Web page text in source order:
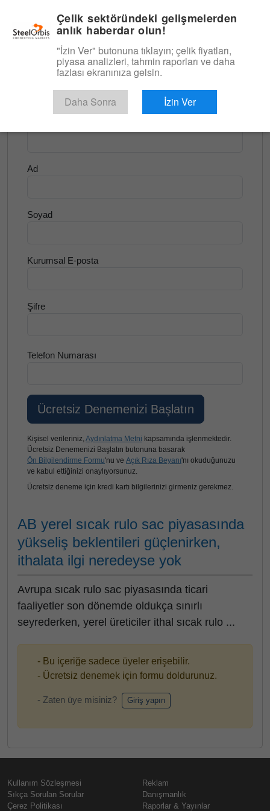
Yassı Ürünler ve Slab
Ücretsiz Deneyin
Ad
Soyad
Kurumsal E-posta
Şifre
Telefon Numarası
Kişisel verileriniz, Aydınlatma Metni kapsamında işlenmektedir.
Ücretsiz Denemenizi Başlatın butonuna basarak
Ön Bilgilendirme Formu'nu ve Açık Rıza Beyanı'nı okuduğunuzu
ve kabul ettiğinizi onaylıyorsunuz.
Ücretsiz deneme için kredi kartı bilgilerinizi girmeniz gerekmez.
AB yerel sıcak rulo sac piyasasında
yükseliş beklentileri güçlenirken,
ithalata ilgi neredeyse yok
Avrupa sıcak rulo sac piyasasında ticari
faaliyetler son dönemde oldukça sınırlı
seyrederken, yerel üreticiler ithal sıcak rulo ...
- Bu içeriğe sadece üyeler erişebilir.
- Ücretsiz denemek için formu doldurunuz.
- Zaten üye misiniz? Giriş yapın
Kullanım Sözleşmesi
Sıkça Sorulan Sorular
Çerez Politikası
Reklam
Danışmanlık
Raporlar & Yayınlar
Çelik sektöründeki gelişmelerden
anlık haberdar olun!
"İzin Ver" butonuna tıklayın; çelik fiyatları,
piyasa analizleri, tahmin raporları ve daha
fazlası ekranınıza gelsin.
Daha Sonra İzin Ver